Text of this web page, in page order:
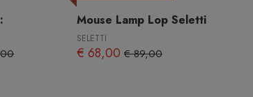
Mouse Lamp Lop Seletti
SELETTI
€ 68,00 € 89,00